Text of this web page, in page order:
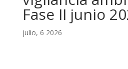
Fase II junio
julio, 6 2026